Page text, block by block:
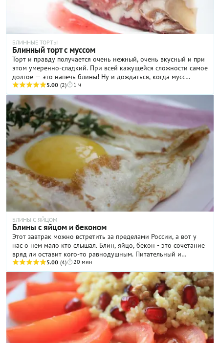
БЛИННЫЕ ТОРТЫ
Блинный торт с муссом
Торт и правду получается очень нежный, очень вкусный и при
этом умеренно-сладкий. При всей кажущейся сложности самое
долгое — это напечь блины! Ну и дождаться, когда мусс
застынет и можно будет дегустировать. И, конечно же, его
необычность никого не оставит равнодушным: комплименты
вам точно будут обеспечены!
5.00 (2) 1 ч
БЛИНЫ С ЯЙЦОМ
Блины с яйцом и беконом
Этот завтрак можно встретить за пределами России, а вот у
нас о нем мало кто слышал. Блин, яйцо, бекон - это сочетание
вряд ли оставит кого-то равнодушным. Питательный и
вкусный завтрак для отличного начала дня!
5.00 (4) 20 мин